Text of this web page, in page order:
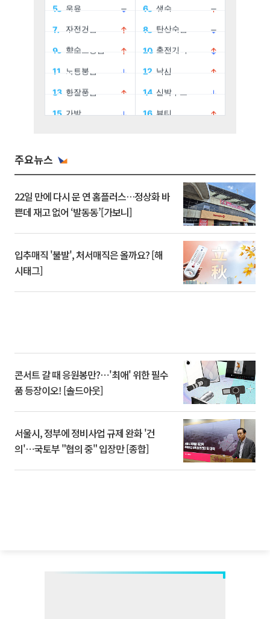
주요뉴스
22일 만에 다시 문 연 홈플러스…정상화 바
쁜데 재고 없어 ‘발동동’[가보니]
입추매직 '불발', 처서매직은 올까요? [해
시태그]
콘서트 갈 때 응원봉만?⋯'최애' 위한 필수
품 등장이오! [솔드아웃]
서울시, 정부에 정비사업 규제 완화 '건
의'⋯국토부 "협의 중" 입장만 [종합]